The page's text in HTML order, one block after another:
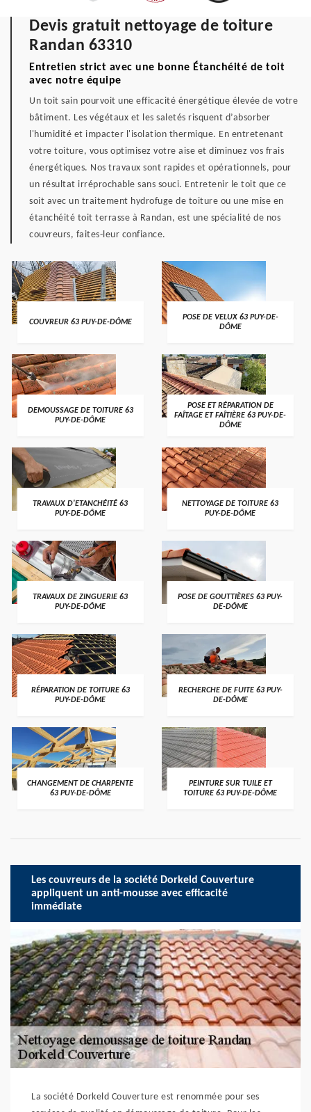
Devis gratuit nettoyage de toiture
Randan 63310
Entretien strict avec une bonne Étanchéité de toit
avec notre équipe
Un toit sain pourvoit une efficacité énergétique élevée de votre
bâtiment. Les végétaux et les saletés risquent d’absorber
l'humidité et impacter l'isolation thermique. En entretenant
votre toiture, vous optimisez votre aise et diminuez vos frais
énergétiques. Nos travaux sont rapides et opérationnels, pour
un résultat irréprochable sans souci. Entretenir le toit que ce
soit avec un traitement hydrofuge de toiture ou une mise en
étanchéité toit terrasse à Randan, est une spécialité de nos
couvreurs, faites-leur confiance.
COUVREUR 63 PUY-DE-DÔME
POSE DE VELUX 63 PUY-DE-
DÔME
DEMOUSSAGE DE TOITURE 63
PUY-DE-DÔME
POSE ET RÉPARATION DE
FAÎTAGE ET FAÎTIÈRE 63 PUY-DE-
DÔME
TRAVAUX D'ETANCHÉITÉ 63
PUY-DE-DÔME
NETTOYAGE DE TOITURE 63
PUY-DE-DÔME
TRAVAUX DE ZINGUERIE 63
PUY-DE-DÔME
POSE DE GOUTTIÈRES 63 PUY-
DE-DÔME
RÉPARATION DE TOITURE 63
PUY-DE-DÔME
RECHERCHE DE FUITE 63 PUY-
DE-DÔME
CHANGEMENT DE CHARPENTE
63 PUY-DE-DÔME
PEINTURE SUR TUILE ET
TOITURE 63 PUY-DE-DÔME
Les couvreurs de la société Dorkeld Couverture
appliquent un anti-mousse avec efficacité
immédiate
La société Dorkeld Couverture est renommée pour ses